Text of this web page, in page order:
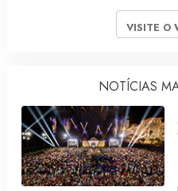
VISITE O
NOTÍCIAS